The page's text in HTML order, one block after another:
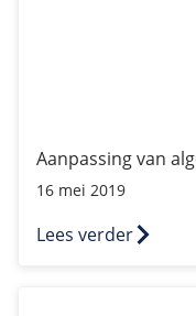
Aanpassing van
16 mei 2019
Lees verder